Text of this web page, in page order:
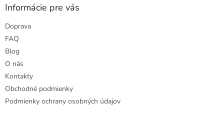
Informácie pre vás
Doprava
FAQ
Blog
O nás
Kontakty
Obchodné podmienky
Podmienky ochrany osobných údajov